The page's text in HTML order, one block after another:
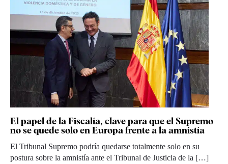
El papel de la Fiscalía, clave para que el Supremo
no se quede solo en Europa frente a la amnistía
El Tribunal Supremo podría quedarse totalmente solo en su
postura sobre la amnistía ante el Tribunal de Justicia de la […]